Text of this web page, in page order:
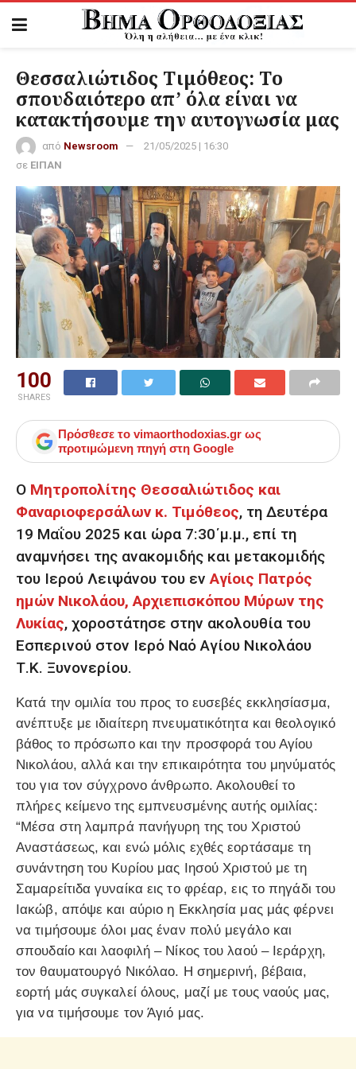
Θεσσαλιώτιδος Τιμόθεος: Το
σπουδαιότερο απ’ όλα είναι να
κατακτήσουμε την αυτογνωσία μας
από Newsroom
21/05/2025 | 16:30
σε ΕΙΠΑΝ
100
SHARES
Πρόσθεσε το vimaorthodoxias.gr ως
προτιμώμενη πηγή στη Google
Ο Μητροπολίτης Θεσσαλιώτιδος και
Φαναριοφερσάλων κ. Τιμόθεος, τη Δευτέρα
19 Μαΐου 2025 και ώρα 7:30΄μ.μ., επί τη
αναμνήσει της ανακομιδής και μετακομιδής
του Ιερού Λειψάνου του ενΑγίοις Πατρός
ημών Νικολάου, Αρχιεπισκόπου Μύρων της
Λυκίας, χοροστάτησε στην ακολουθία του
Εσπερινού στον Ιερό Ναό Αγίου Νικολάου
Τ.Κ. Ξυνονερίου.
Κατά την ομιλία του προς το ευσεβές εκκλησίασμα,
ανέπτυξε με ιδιαίτερη πνευματικότητα και θεολογικό
βάθος το πρόσωπο και την προσφορά του Αγίου
Νικολάου, αλλά και την επικαιρότητα του μηνύματός
του για τον σύγχρονο άνθρωπο. Ακολουθεί το
πλήρες κείμενο της εμπνευσμένης αυτής ομιλίας:
“Μέσα στη λαμπρά πανήγυρη της του Χριστού
Αναστάσεως, και ενώ μόλις εχθές εορτάσαμε τη
συνάντηση του Κυρίου μας Ιησού Χριστού με τη
Σαμαρείτιδα γυναίκα εις το φρέαρ, εις το πηγάδι του
Ιακώβ, απόψε και αύριο η Εκκλησία μας μάς φέρνει
να τιμήσουμε όλοι μας έναν πολύ μεγάλο και
σπουδαίο και λαοφιλή – Νίκος του λαού – Ιεράρχη,
τον θαυματουργό Νικόλαο. Η σημερινή, βέβαια,
εορτή μάς συγκαλεί όλους, μαζί με τους ναούς μας,
για να τιμήσουμε τον Άγιό μας.